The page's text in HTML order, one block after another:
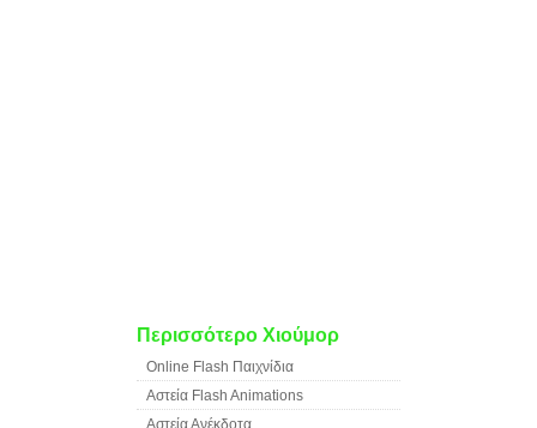
Περισσότερο Χιούμορ
Online Flash Παιχνίδια
Αστεία Flash Animations
Αστεία Ανέκδοτα